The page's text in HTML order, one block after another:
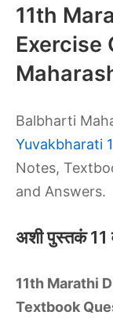
11th
Exercise
Balbharti
Yuvakbharati
Notes,
and Answers.
अशी पुस्तकं 11
11th Marathi
Textbook